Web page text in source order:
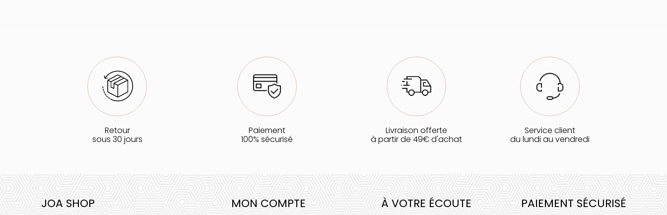
Retour
sous 30 jours
Paiement
100% sécurisé
Livraison offerte
à partir de 49€ d'achat
Service client
du lundi au vendredi
JOA SHOP MON COMPTE À VOTRE ÉCOUTE PAIEMENT SÉCURISÉ